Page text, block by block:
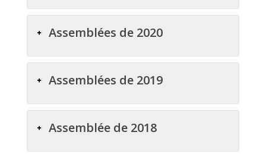
Assemblées de 2020
Assemblées de 2019
Assemblée de 2018